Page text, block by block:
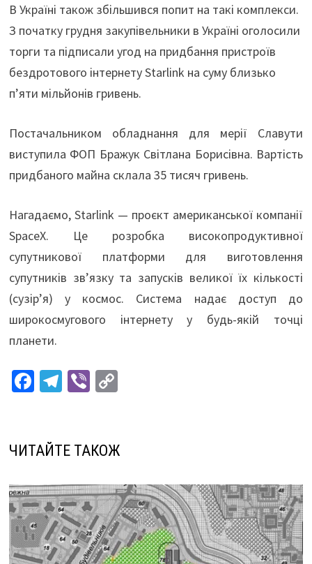
В Україні також збільшився попит на такі комплекси.
З початку грудня закупівельники в Україні оголосили
торги та підписали угод на придбання пристроїв
бездротового інтернету Starlink на суму близько
п’яти мільйонів гривень.
Постачальником обладнання для мерії Славути
виступила ФОП Бражук Світлана Борисівна. Вартість
придбаного майна склала 35 тисяч гривень.
Нагадаємо, Starlink — проєкт американської компанії
SpaceX. Це розробка високопродуктивної
супутникової платформи для виготовлення
супутників зв’язку та запусків великої їх кількості
(сузір’я) у космос. Система надає доступ до
широкосмугового інтернету у будь-якій точці
планети.
Fa
o
k
Te
a
Vi C
y
n
k
ЧИТАЙТЕ ТАКОЖ